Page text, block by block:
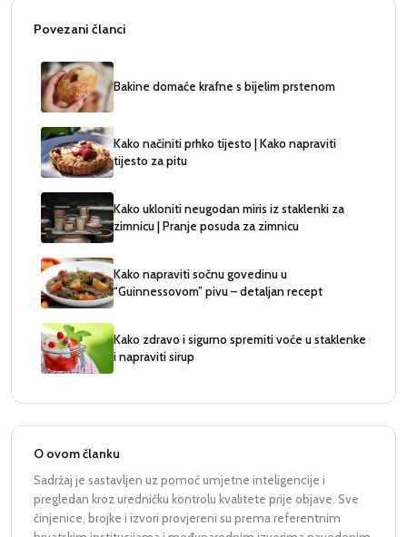
Povezani članci
Bakine domaće krafne s bijelim prstenom
Kako načiniti prhko tijesto | Kako napraviti
tijesto za pitu
Kako ukloniti neugodan miris iz staklenki za
zimnicu | Pranje posuda za zimnicu
Kako napraviti sočnu govedinu u
“Guinnessovom” pivu – detaljan recept
Kako zdravo i sigurno spremiti voće u staklenke
i napraviti sirup
O ovom članku
Sadržaj je sastavljen uz pomoć umjetne inteligencije i
pregledan kroz uredničku kontrolu kvalitete prije objave. Sve
činjenice, brojke i izvori provjereni su prema referentnim